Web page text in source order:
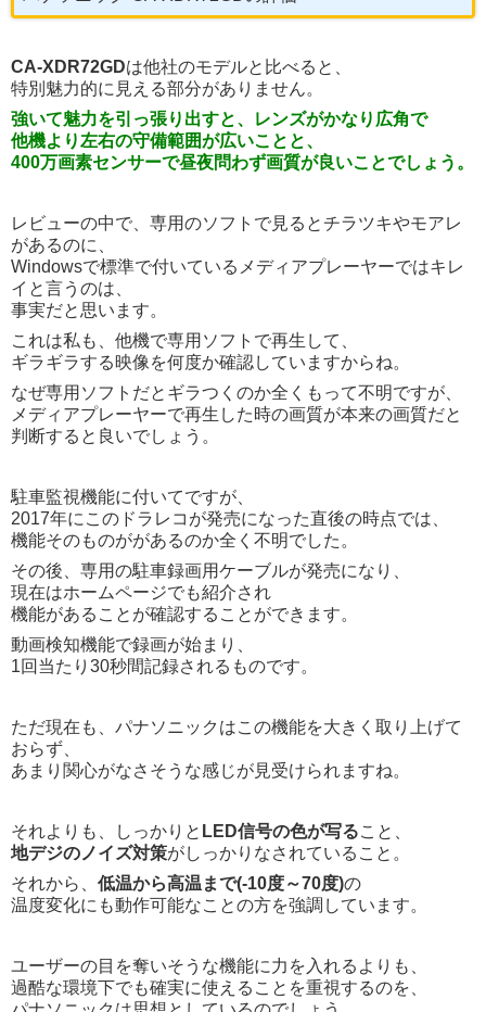
CA-XDR72GDは他社のモデルと比べると、
特別魅力的に見える部分がありません。
強いて魅力を引っ張り出すと、レンズがかなり広角で
他機より左右の守備範囲が広いことと、
400万画素センサーで昼夜問わず画質が良いことでしょう。
レビューの中で、専用のソフトで見るとチラツキやモアレ
があるのに、
Windowsで標準で付いているメディアプレーヤーではキレ
イと言うのは、
事実だと思います。
これは私も、他機で専用ソフトで再生して、
ギラギラする映像を何度か確認していますからね。
なぜ専用ソフトだとギラつくのか全くもって不明ですが、
メディアプレーヤーで再生した時の画質が本来の画質だと
判断すると良いでしょう。
駐車監視機能に付いてですが、
2017年にこのドラレコが発売になった直後の時点では、
機能そのものががあるのか全く不明でした。
その後、専用の駐車録画用ケーブルが発売になり、
現在はホームページでも紹介され
機能があることが確認することができます。
動画検知機能で録画が始まり、
1回当たり30秒間記録されるものです。
ただ現在も、パナソニックはこの機能を大きく取り上げて
おらず、
あまり関心がなさそうな感じが見受けられますね。
それよりも、しっかりと LED信号の色が写ること、
地デジのノイズ対策がしっかりなされていること。
それから、 低温から高温まで(-10度～70度)の
温度変化にも動作可能なことの方を強調しています。
ユーザーの目を奪いそうな機能に力を入れるよりも、
過酷な環境下でも確実に使えることを重視するのを、